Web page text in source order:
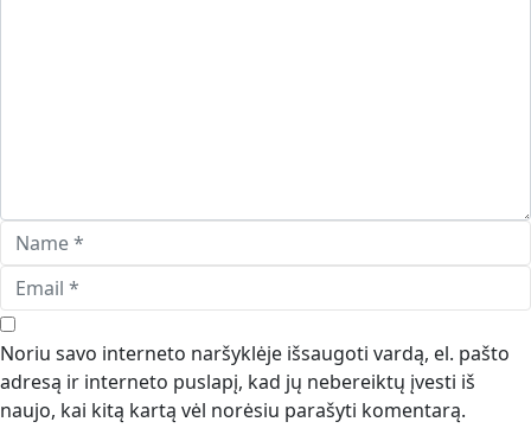
Noriu savo interneto naršyklėje išsaugoti vardą, el. pašto
adresą ir interneto puslapį, kad jų nebereiktų įvesti iš
naujo, kai kitą kartą vėl norėsiu parašyti komentarą.